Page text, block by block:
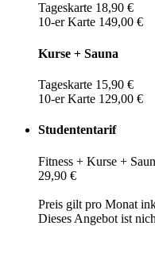
Tageskarte 18,90 €
10-er Karte 149,00 €
Kurse + Sauna
Tageskarte 15,90 €
10-er Karte 129,00 €
Studententarif
Fitness + Kurse +
29,90 €
Preis gilt pro Monat
Dieses Angebot ist